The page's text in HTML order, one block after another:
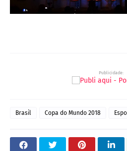
Publicidade:
Brasil Copa do Mundo 2018